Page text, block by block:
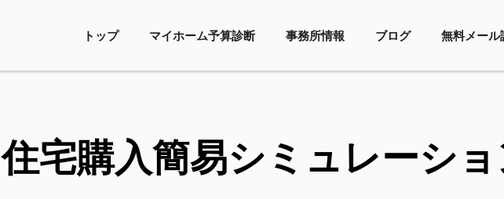
トップ マイホーム予算診断 事務所情報 ブログ 無料メール
住宅購入簡易シミュレーシ